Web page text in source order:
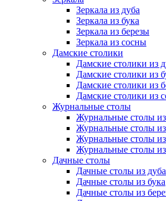
Зеркала из дуба
Зеркала из бука
Зеркала из березы
Зеркала из сосны
Дамские столики
Дамские столики из
Дамские столики из
Дамские столики из
Дамские столики из
Журнальные столы
Журнальные столы
Журнальные столы из
Журнальные столы
Журнальные столы
Дачные столы
Дачные столы из дуба
Дачные столы из бука
Дачные столы из